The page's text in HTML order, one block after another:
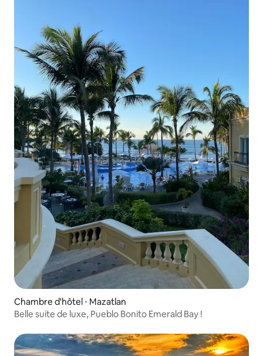
Chambre d'hôtel ⋅ Mazatlan
Belle suite de luxe, Pueblo Bonito Emerald Bay !